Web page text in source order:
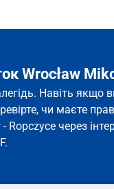
Wrocław
Навіть якщо
чи маєте
Ropczyce через